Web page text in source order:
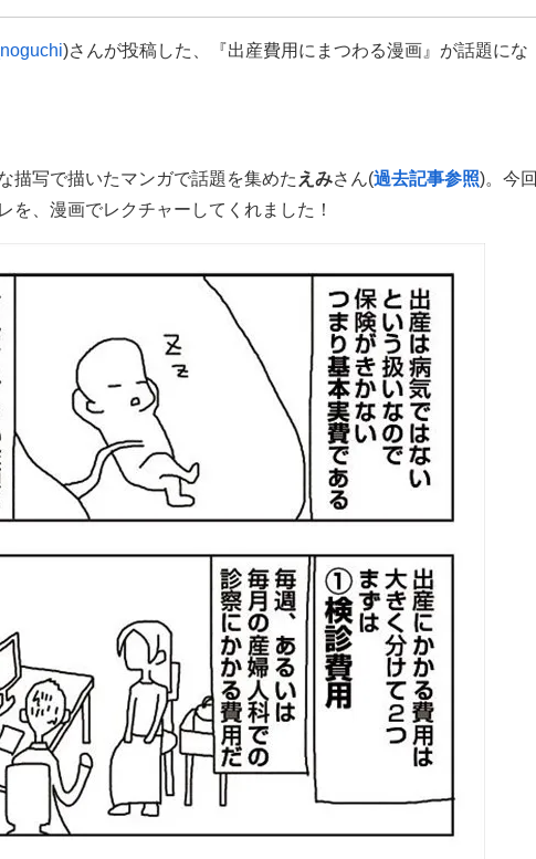
)さんが投稿した、『出産費用にまつわる漫画』が話題にな
描写で描いたマンガで話題を集めた えみさん(過去記事参照)。今回
を、漫画でレクチャーしてくれました！